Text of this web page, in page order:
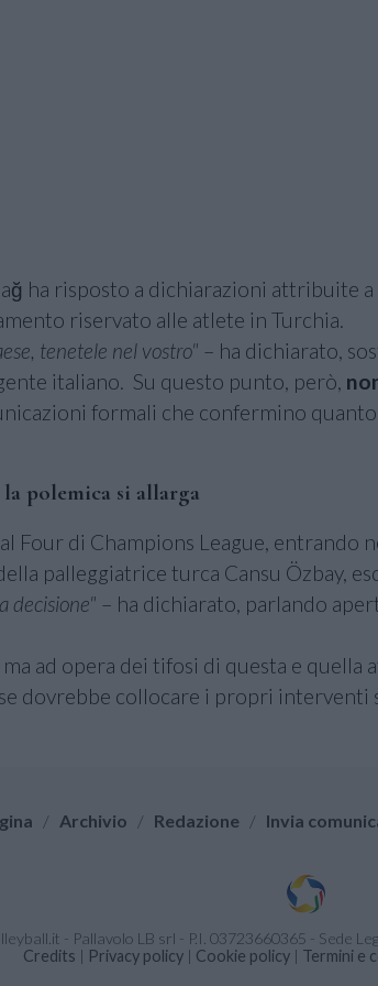
ha risposto a dichiarazioni attribuite a
riservato alle atlete in Turchia.
tenetele nel vostro" – ha dichiarato,
italiano. Su questo punto, però,
formali che confermino
polemica si allarga
Four di Champions League, entrando
palleggiatrice turca Cansu Özbay,
decisione" – ha dichiarato, parlando
ad opera dei tifosi di questa e quella
dovrebbe collocare i propri interventi
/ Archivio / Redazione / Invia
- Pallavolo LB srl - P.I. 03723660365 - Sede
Credits | Privacy policy | Cookie policy | Termini e